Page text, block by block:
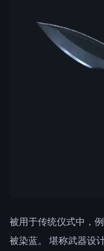
被用于传统仪式中，
被染蓝。 堪称武器设